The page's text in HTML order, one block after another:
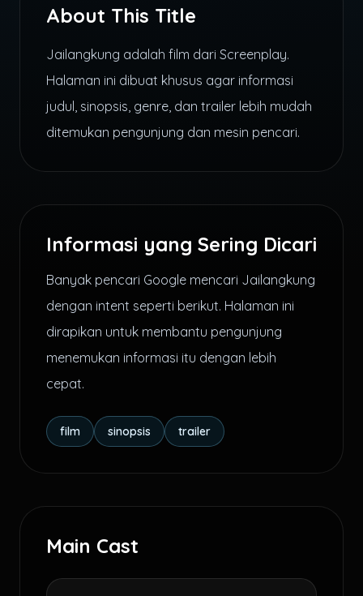
About This Title
Jailangkung adalah film dari Screenplay.
Halaman ini dibuat khusus agar informasi
judul, sinopsis, genre, dan trailer lebih mudah
ditemukan pengunjung dan mesin pencari.
Informasi yang Sering Dicari
Banyak pencari Google mencari Jailangkung
dengan intent seperti berikut. Halaman ini
dirapikan untuk membantu pengunjung
menemukan informasi itu dengan lebih
cepat.
film sinopsis trailer
Main Cast